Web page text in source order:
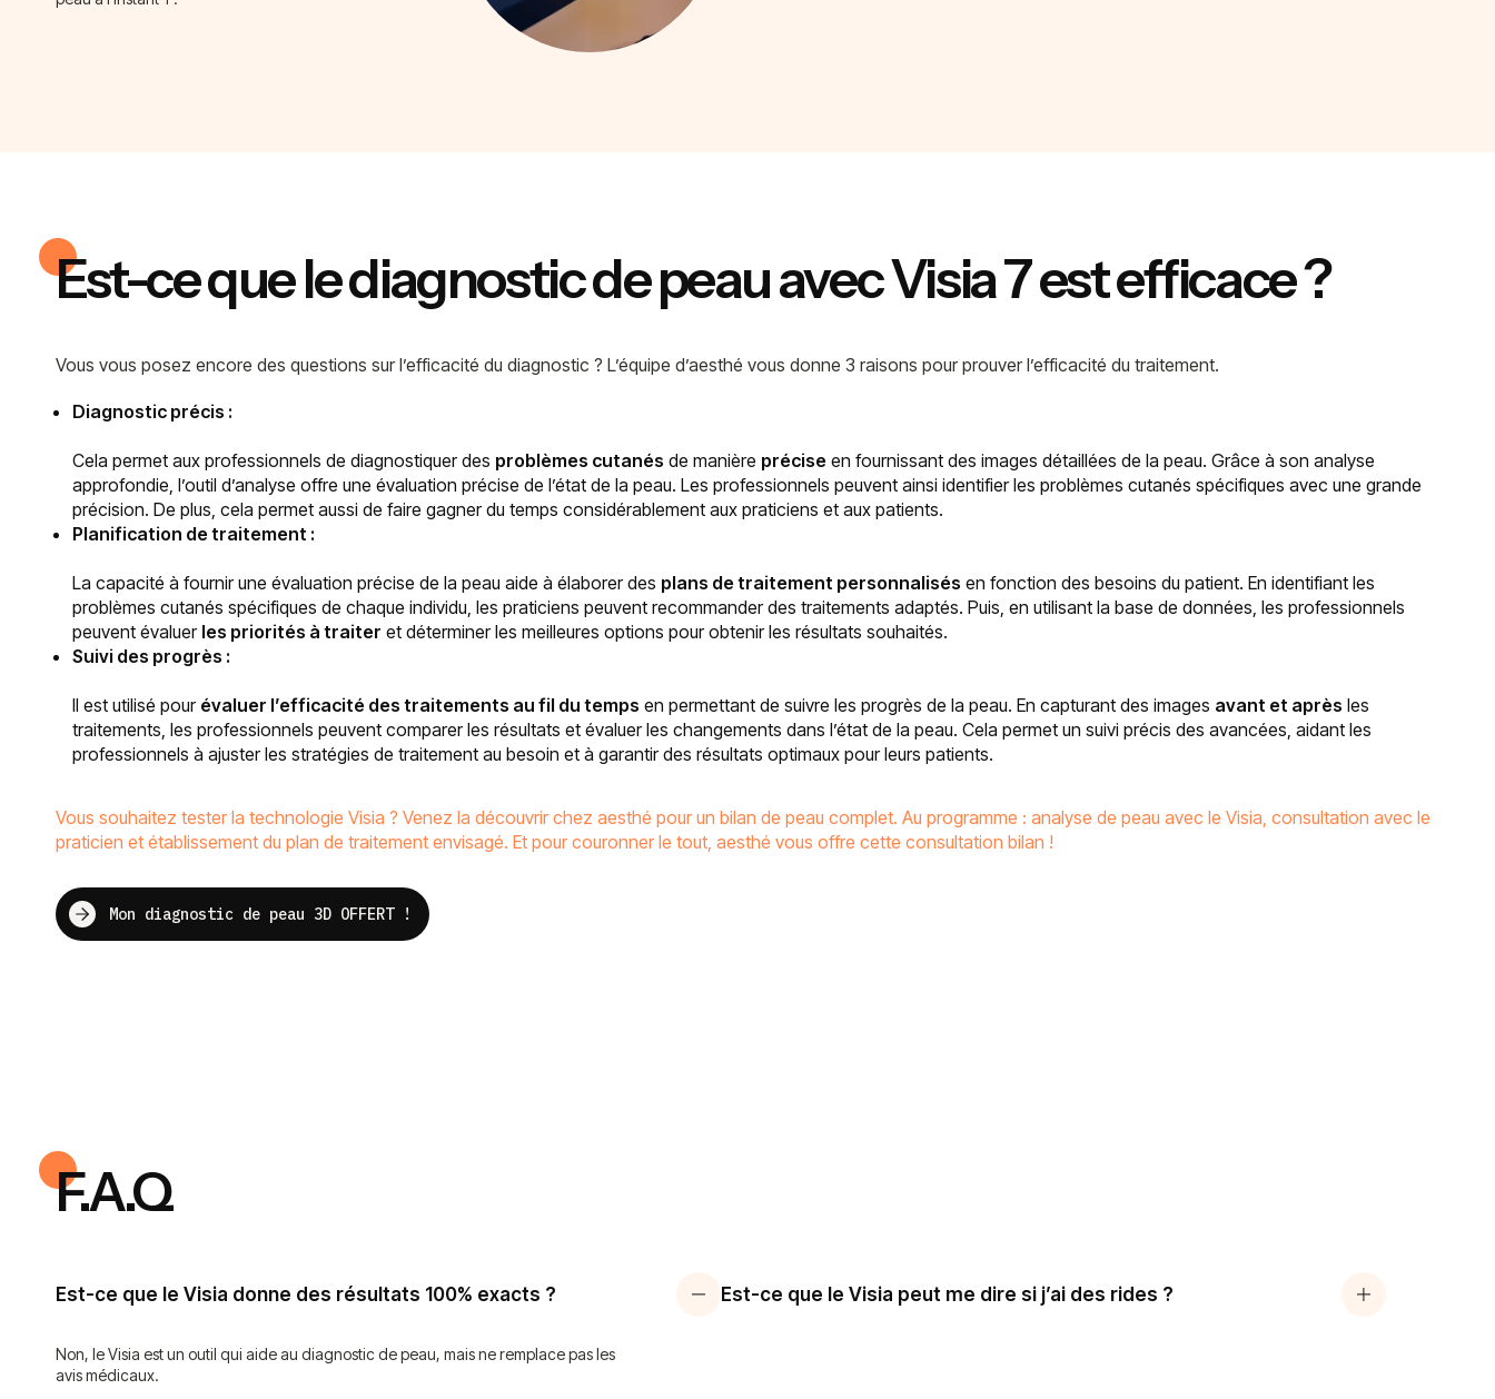
Est-ce que le diagnostic de peau avec Visia 7 est efficace ?
Vous vous posez encore des questions sur l’efficacité du diagnostic ? L’équipe d’aesthé vous donne 3 raisons pour prouver l’efficacité du traitement.
Diagnostic précis :
Cela permet aux professionnels de diagnostiquer des problèmes cutanés de manière précise en fournissant des images détaillées de la peau. Grâce à son analyse
approfondie, l’outil d’analyse offre une évaluation précise de l’état de la peau. Les professionnels peuvent ainsi identifier les problèmes cutanés spécifiques avec une grande
précision. De plus, cela permet aussi de faire gagner du temps considérablement aux praticiens et aux patients.
Planification de traitement :
La capacité à fournir une évaluation précise de la peau aide à élaborer des plans de traitement personnalisés en fonction des besoins du patient. En identifiant les
problèmes cutanés spécifiques de chaque individu, les praticiens peuvent recommander des traitements adaptés. Puis, en utilisant la base de données, les professionnels
peuvent évaluer les priorités à traiter et déterminer les meilleures options pour obtenir les résultats souhaités.
Suivi des progrès :
Il est utilisé pour évaluer l’efficacité des traitements au fil du temps en permettant de suivre les progrès de la peau. En capturant des images avant et après les
traitements, les professionnels peuvent comparer les résultats et évaluer les changements dans l’état de la peau. Cela permet un suivi précis des avancées, aidant les
professionnels à ajuster les stratégies de traitement au besoin et à garantir des résultats optimaux pour leurs patients.
Vous souhaitez tester la technologie Visia ? Venez la découvrir chez aesthé pour un bilan de peau complet. Au programme : analyse de peau avec le Visia, consultation avec le
praticien et établissement du plan de traitement envisagé. Et pour couronner le tout, aesthé vous offre cette consultation bilan !
Mon diagnostic de peau 3D OFFERT !
F.A.Q
Est-ce que le Visia donne des résultats 100% exacts ?
Non, le Visia est un outil qui aide au diagnostic de peau, mais ne remplace pas les
avis médicaux.
Est-ce que le Visia peut me dire si j’ai des rides ?